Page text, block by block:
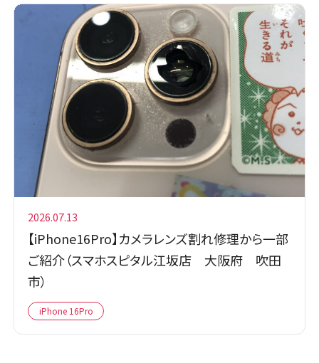
2026.07.13
【iPhone16Pro】カメラレンズ割れ修理から一部
ご紹介（スマホスピタル江坂店 大阪府 吹田
市）
iPhone 16Pro